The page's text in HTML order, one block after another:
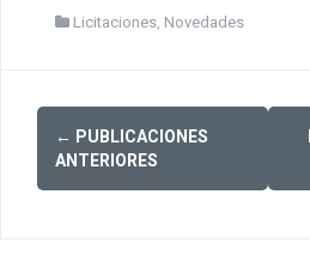
Licitaciones, Novedades
Posts
navigation
← PUBLICACIONES
ANTERIORES